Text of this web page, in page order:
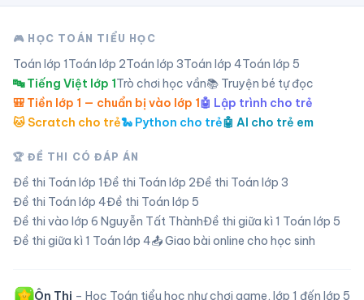
🎮 HỌC TOÁN TIỂU HỌC
Toán lớp 1Toán lớp 2Toán lớp 3Toán lớp 4Toán lớp 5
🔤 Tiếng Việt lớp 1Trò chơi học vần📚 Truyện bé tự đọc
🎒 Tiền lớp 1 — chuẩn bị vào lớp 1🤖 Lập trình cho trẻ
🐱 Scratch cho trẻ🐍 Python cho trẻ🤖 AI cho trẻ em
🏆 ĐỀ THI CÓ ĐÁP ÁN
Đề thi Toán lớp 1Đề thi Toán lớp 2Đề thi Toán lớp 3
Đề thi Toán lớp 4Đề thi Toán lớp 5
Đề thi vào lớp 6 Nguyễn Tất ThànhĐề thi giữa kì 1 Toán lớp 5
Đề thi giữa kì 1 Toán lớp 4📤 Giao bài online cho học sinh
Ôn Thi – Học Toán tiểu học như chơi game, lớp 1 đến lớp 5